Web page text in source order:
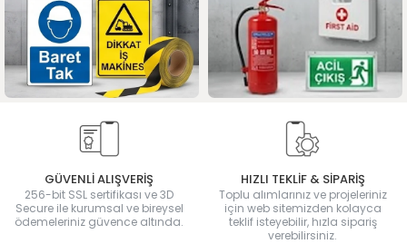
GÜVENLİ ALIŞVERİŞ
256-bit SSL sertifikası ve 3D
Secure ile kurumsal ve bireysel
ödemeleriniz güvence altında.
HIZLI TEKLİF & SİPARİŞ
Toplu alımlarınız ve projeleriniz
için web sitemizden kolayca
teklif isteyebilir, hızla sipariş
verebilirsiniz.